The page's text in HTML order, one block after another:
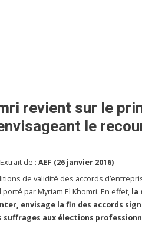
revient sur le
le
de : AEF (26 janvier 2016)
de validité des accords
porté par Myriam El Khomri. En effet, la
envisage la fin des accords
suffrages aux élections